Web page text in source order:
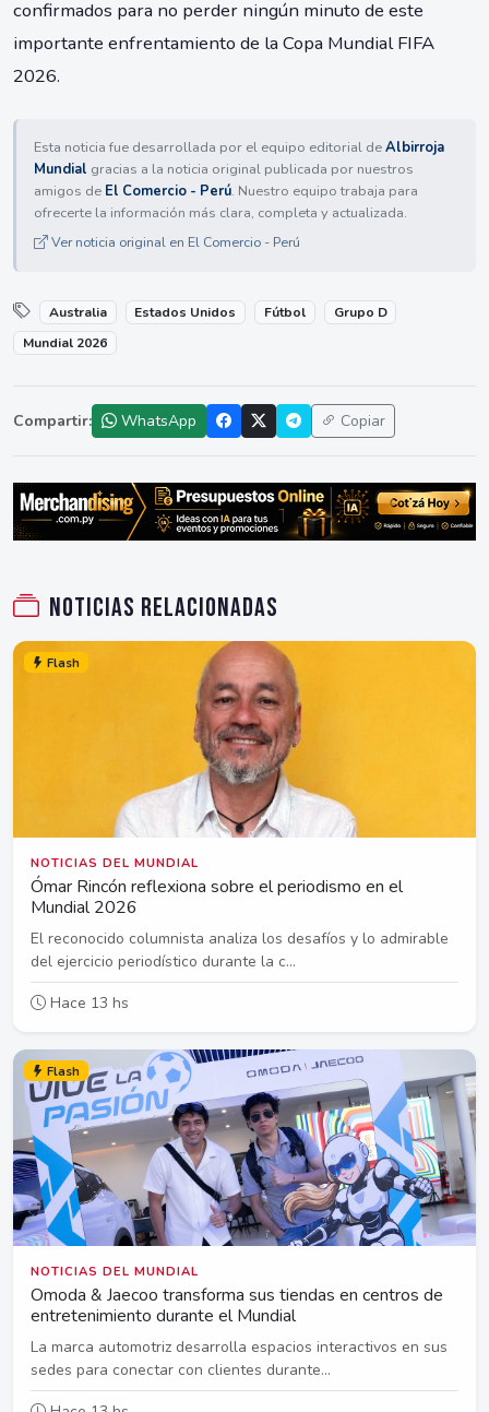
confirmados para no perder ningún minuto de este
importante enfrentamiento de la Copa Mundial FIFA
2026.
Esta noticia fue desarrollada por el equipo editorial deAlbirroja
Mundial gracias a la noticia original publicada por nuestros
amigos de El Comercio - Perú. Nuestro equipo trabaja para
ofrecerte la información más clara, completa y actualizada.
Ver noticia original en El Comercio - Perú
Australia Estados Unidos Fútbol
Grupo D
Mundial 2026
Compartir: WhatsApp Copiar
Noticias relacionadas
Flash
NOTICIAS DEL MUNDIAL
Ómar Rincón reflexiona sobre el periodismo en el
Mundial 2026
El reconocido columnista analiza los desafíos y lo admirable
del ejercicio periodístico durante la c...
Hace 13 hs
Flash
NOTICIAS DEL MUNDIAL
Omoda & Jaecoo transforma sus tiendas en centros de
entretenimiento durante el Mundial
La marca automotriz desarrolla espacios interactivos en sus
sedes para conectar con clientes durante...